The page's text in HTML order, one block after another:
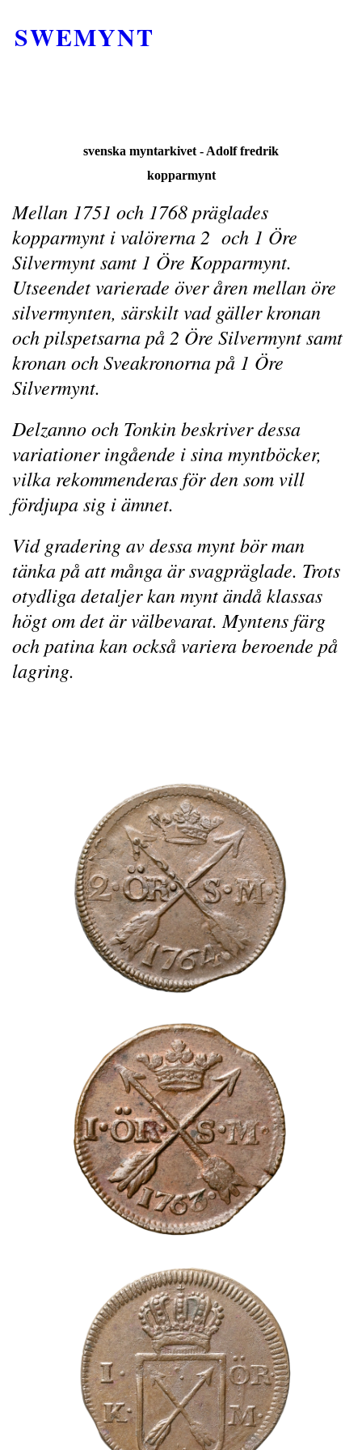
SWEMYNT
svenska myntarkivet - Adolf fredrik
kopparmynt
Mellan 1751 och 1768 präglades
kopparmynt i valörerna 2 och 1 Öre
Silvermynt samt 1 Öre Kopparmynt.
Utseendet varierade över åren mellan öre
silvermynten, särskilt vad gäller kronan
och pilspetsarna på 2 Öre Silvermynt samt
kronan och Sveakronorna på 1 Öre
Silvermynt.
Delzanno och Tonkin beskriver dessa
variationer ingående i sina myntböcker,
vilka rekommenderas för den som vill
fördjupa sig i ämnet.
Vid gradering av dessa mynt bör man
tänka på att många är svagpräglade. Trots
otydliga detaljer kan mynt ändå klassas
högt om det är välbevarat. Myntens färg
och patina kan också variera beroende på
lagring.